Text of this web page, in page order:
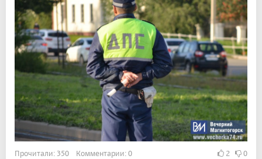
Прочитали: 350 Комментарии: 0 2 0